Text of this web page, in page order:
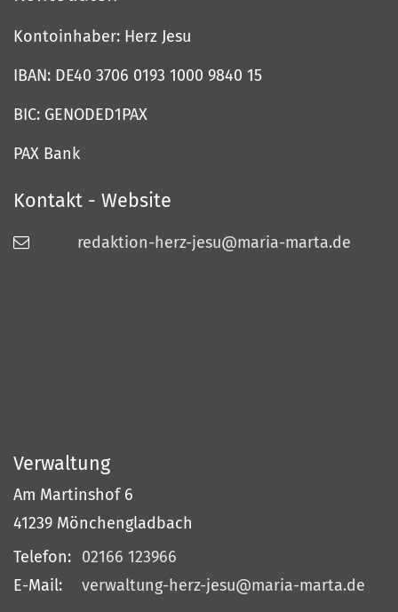
Kontoinhaber: Herz Jesu
IBAN: DE40 3706 0193 1000 9840 15
BIC: GENODED1PAX
PAX Bank
Kontakt - Website
redaktion-herz-jesu@maria-marta.de
Verwaltung
Am Martinshof 6
41239 Mönchengladbach
Telefon: 02166 123966
E-Mail:
verwaltung-herz-jesu@maria-marta.de